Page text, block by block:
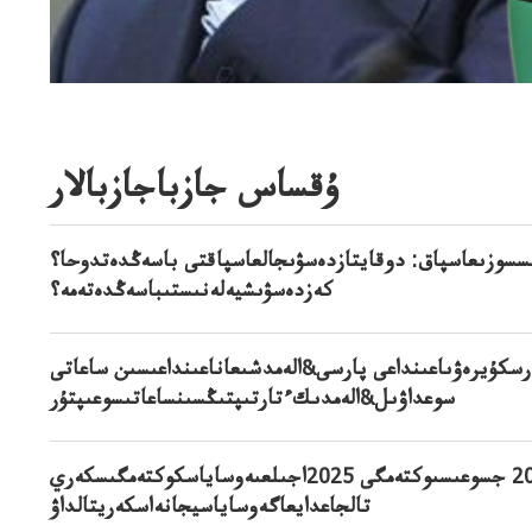
ۇقساس جازباجازبالار
دوقايتازدەسۋىجالعاسپاقتى باسەڭدەتدوحا؟
كەزدەسۋىشيەلەنىستىباسەڭدەتەمە؟
پارسى&الەمدشىعاناعىنداعىسىن ساعاتى
سوعداۋىل&الەمدىكءتارتىپتىڭسىنساعاتىسوعىپتۇر
ۋكراينا–رەسەي سوعىسى: 2025 جسوعىسىوكتەمگى 2025اجىلعىەوساياسكوكتەمگىسكەري
تالجاعدايعاگەوساياسيجانەاسكەريتالداۋ